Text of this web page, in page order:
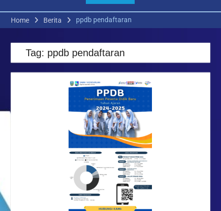
SMAN 1 KENDURUAN –
TUBAN Resmi Buka MPLS
Ramah TP. 2026/2027:
dengan Hangat,
Membangun Karakter Sejak
SMAN 1 Kenduruan Raih
Juara 1 dan Juara 3 dalam
Lomba Vlog Edukasi
Bertema Kedaulatan
Pangan
Menguatkan Budaya Mutu
Pendidikan melalui Review
E-KSP Tahun Pelajaran
2026/2027 di SMAN 1
Kenduruan
Meneguhkan Disiplin dan
Kepedulian: Upacara
Home Berita ppdb pendaftaran
Tag: ppdb pendaftaran